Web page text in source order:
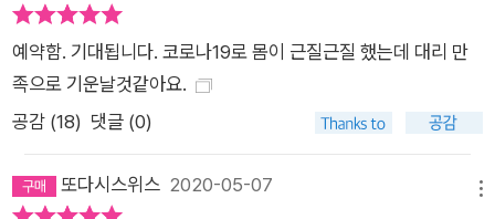
하 특유의 흡인력 있는 문체와 활달한 통찰이 더해지면서 인간의
운명과 문명에 대한 깊은 사유로 독자들을 끌고 들어간다. 아르키
메데스와 플라톤, 메두사의 땅 시칠리아를 주유하며 작가는 섬 곳
곳에 깃든 역사와 신화, 전설의 세계로 현대의 독자들을 안내한
키클롭스의 전설을 들려주며, 이들의 이야기를 현대에 자행되는
테러리즘에 관한 생각으로 확장하는 인문학적 통찰을 보여준다.
예약함. 기대됩니다. 코로나19로 몸이 근질근질 했는데 대리 만
족으로 기운날것같아요.
공감 (18) 댓글 (0)
또다시스위스 2020-05-07